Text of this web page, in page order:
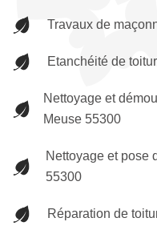
Travaux de
Etanchéité de
Nettoyage et
Meuse 55300
Nettoyage et pose
55300
Réparation de